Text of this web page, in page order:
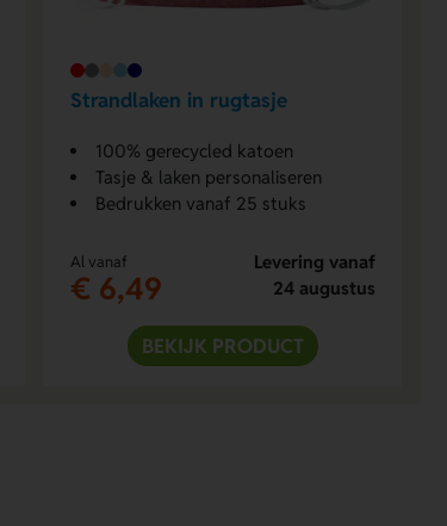
Strandlaken in rugtasje
100% gerecycled katoen
Tasje & laken personaliseren
Bedrukken vanaf 25 stuks
Al vanaf
€ 6,49
Levering vanaf
24 augustus
BEKIJK PRODUCT